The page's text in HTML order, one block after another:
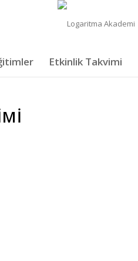
Etkinlik Takvimi